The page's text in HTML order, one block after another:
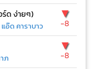
ร์ด ง่ายๆ)
อ๊ด คาราบาว
▼
-8
ภ
▼
-8